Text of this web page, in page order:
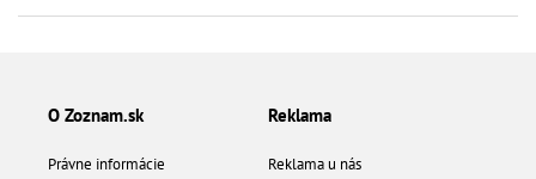
O Zoznam.sk
Právne informácie
Reklama
Reklama u nás